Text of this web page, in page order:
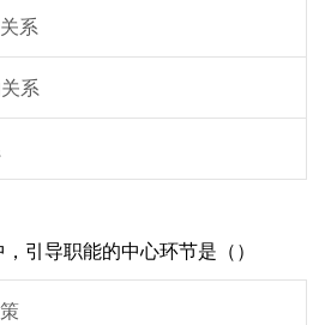
系
系
引导职能的中心环节是（）